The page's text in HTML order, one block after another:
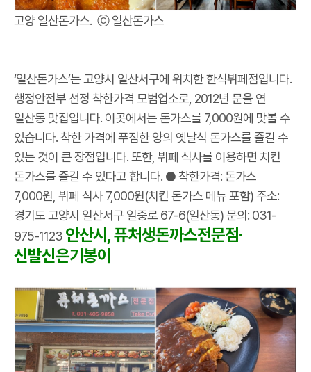
고양 일산돈가스. ⓒ 일산돈가스
‘일산돈가스’는 고양시 일산서구에 위치한 한식뷔페점입니다.
행정안전부 선정 착한가격 모범업소로, 2012년 문을 연
일산동 맛집입니다. 이곳에서는 돈가스를 7,000원에 맛볼 수
있습니다. 착한 가격에 푸짐한 양의 옛날식 돈가스를 즐길 수
있는 것이 큰 장점입니다. 또한, 뷔페 식사를 이용하면 치킨
돈가스를 즐길 수 있다고 합니다. ● 착한가격: 돈가스
7,000원, 뷔페 식사 7,000원(치킨 돈가스 메뉴 포함) 주소:
경기도 고양시 일산서구 일중로 67-6(일산동) 문의: 031-
975-1123 안산시, 퓨처생돈까스전문점·
신발신은기봉이